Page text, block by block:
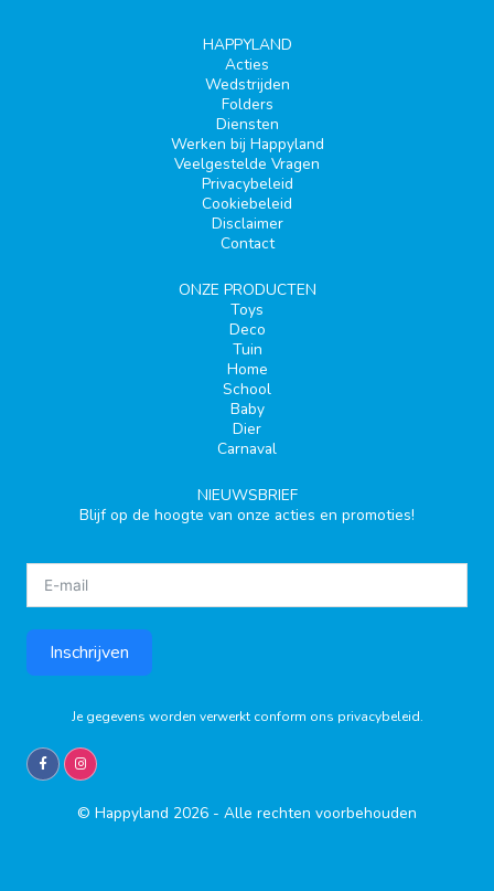
HAPPYLAND
Acties
Wedstrijden
Folders
Diensten
Werken bij Happyland
Veelgestelde Vragen
Privacybeleid
Cookiebeleid
Disclaimer
Contact
ONZE PRODUCTEN
Toys
Deco
Tuin
Home
School
Baby
Dier
Carnaval
NIEUWSBRIEF
Blijf op de hoogte van onze acties en promoties!
Inschrijven
Je gegevens worden verwerkt conform ons privacybeleid.
© Happyland 2026 - Alle rechten voorbehouden